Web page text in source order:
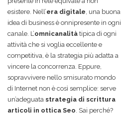
esistere. Nell’era digitale , una buona
idea di business è onnipresente in ogni
canale. L’omnicanalità tipica di ogni
attività che si voglia eccellente e
competitiva, è la strategia più adatta a
vincere la concorrenza. Eppure,
sopravvivere nello smisurato mondo
di Internet non è così semplice: serve
un’adeguata strategia di scrittura
articoli in ottica Seo . Sai perché?